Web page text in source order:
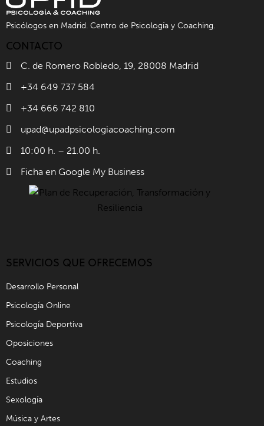
Psicólogos en Madrid. Centro de Psicología y Coaching.
CONTACTO
C. de Romero Robledo, 19, 28008 Madrid
+34 649 737 584
+34 666 742 810
upad@upadpsicologiacoaching.com
10:00 h. – 21.00 h.
Ficha en Google My Business
SERVICIOS QUE OFRECEMOS
Desarrollo Personal
Psicología Online
Psicología Deportiva
Oposiciones
Coaching
Estudios
Sexología
Música y Artes